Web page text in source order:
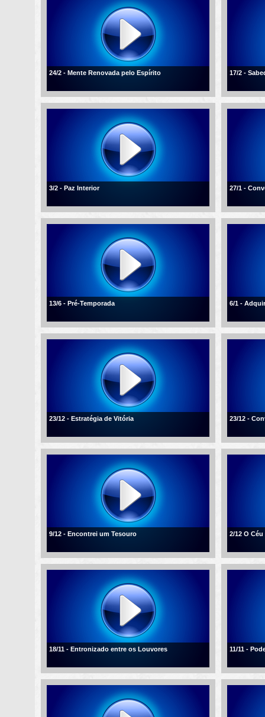
24/2 - Mente Renovada pelo Espírito 17/2 -
3/2 - Paz Interior 27/1 -
13/6 - Pré-Temporada 6/1 -
23/12 - Estratégia de Vitória 23/12 -
9/12 - Encontrei um Tesouro 2/12 O
18/11 - Entronizado entre os Louvores 11/11 -